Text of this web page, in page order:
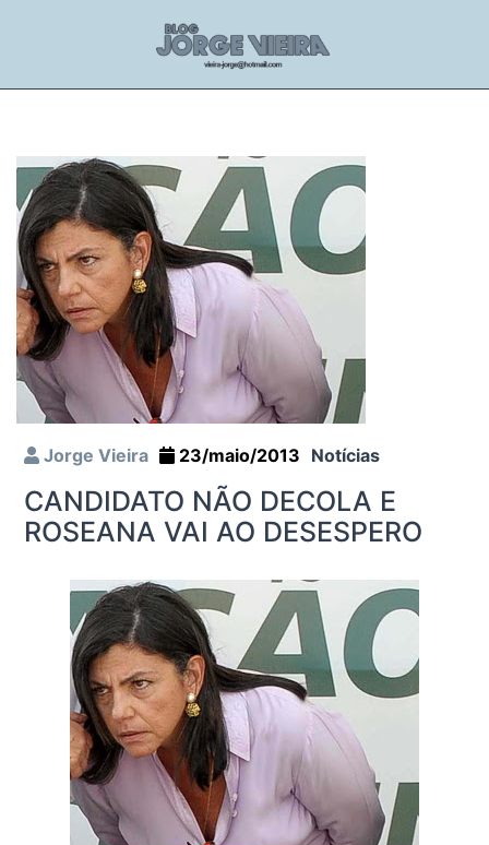
Jorge Vieira 23/maio/2013 Notícias
CANDIDATO NÃO DECOLA E
ROSEANA VAI AO DESESPERO